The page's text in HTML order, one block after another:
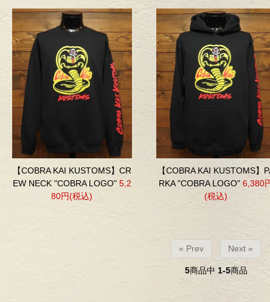
【COBRA KAI KUSTOMS】CR
EW NECK "COBRA LOGO" 5,2
80円(税込)
【COBRA KAI KUSTOMS】
RKA "COBRA LOGO" 6,380
(税込)
« Prev Next »
5商品中 1-5商品